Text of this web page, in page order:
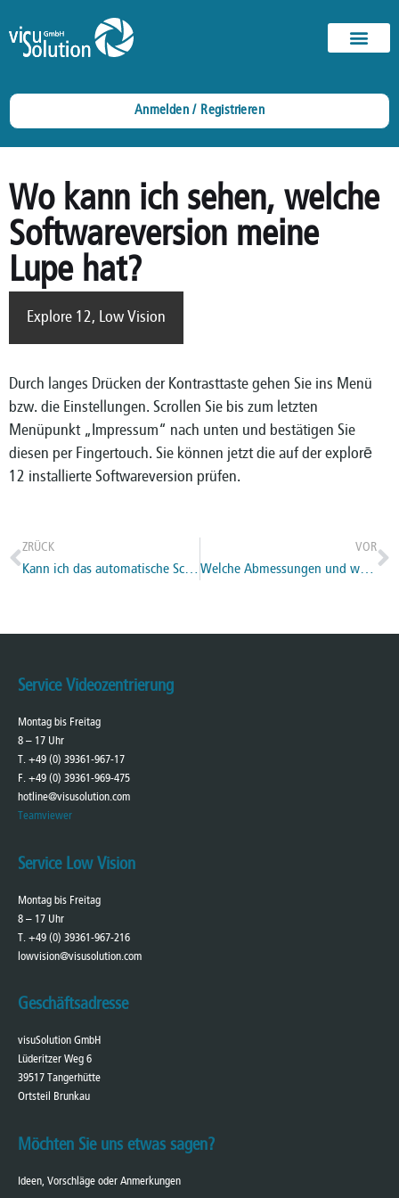
Anmelden / Registrieren
Wo kann ich sehen, welche
Softwareversion meine
Lupe hat?
Explore 12, Low Vision
Durch langes Drücken der Kontrasttaste gehen Sie ins Menü
bzw. die Einstellungen. Scrollen Sie bis zum letzten
Menüpunkt „Impressum“ nach unten und bestätigen Sie
diesen per Fingertouch. Sie können jetzt die auf der explorē
12 installierte Softwareversion prüfen.
ZRÜCK
Kann ich das automatische Schließen von Messungen ein/aus Schalten?
VOR
Welche Abmessungen und welches Gewicht hat die explorē 12 allein und mit Leseständer?
Service Videozentrierung
Montag bis Freitag
8 – 17 Uhr
T. +49 (0) 39361-967-17
F. +49 (0) 39361-969-475
hotline@visusolution.com
Teamviewer
Service Low Vision
Montag bis Freitag
8 – 17 Uhr
T. +49 (0) 39361-967-216
lowvision@visusolution.com
Geschäftsadresse
visuSolution GmbH
Lüderitzer Weg 6
39517 Tangerhütte
Ortsteil Brunkau
Möchten Sie uns etwas sagen?
Ideen, Vorschläge oder Anmerkungen